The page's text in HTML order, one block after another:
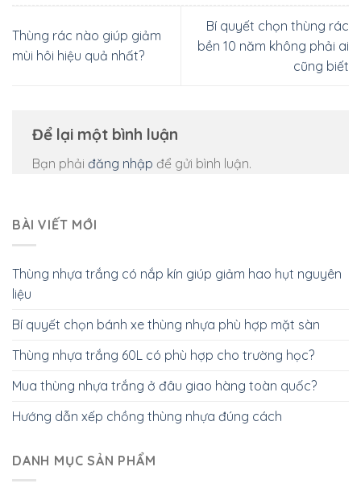
Thùng rác nào giúp giảm
mùi hôi hiệu quả nhất?
Bí quyết chọn thùng rác
bền 10 năm không phải ai
cũng biết
Để lại một bình luận
Bạn phải đăng nhập để gửi bình luận.
BÀI VIẾT MỚI
Thùng nhựa trắng có nắp kín giúp giảm hao hụt nguyên
liệu
Bí quyết chọn bánh xe thùng nhựa phù hợp mặt sàn
Thùng nhựa trắng 60L có phù hợp cho trường học?
Mua thùng nhựa trắng ở đâu giao hàng toàn quốc?
Hướng dẫn xếp chồng thùng nhựa đúng cách
DANH MỤC SẢN PHẨM